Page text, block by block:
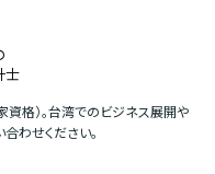
士
格）。台湾でのビジネス展開や
わせください。